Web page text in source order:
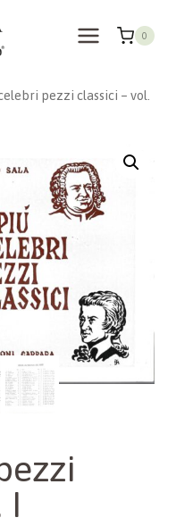
0
celebri pezzi classici – vol.
I